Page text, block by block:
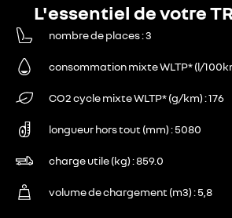
L'essentiel de votre
nombre de places 3
consommation mixte WLTP* (l/
CO2 cycle mixte WLTP* (g/km) 176
longueur hors tout (mm) 5080
charge utile (kg) 859.0
volume de chargement (m3) 5,8